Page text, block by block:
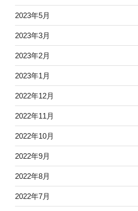
2023年5月
2023年3月
2023年2月
2023年1月
2022年12月
2022年11月
2022年10月
2022年9月
2022年8月
2022年7月